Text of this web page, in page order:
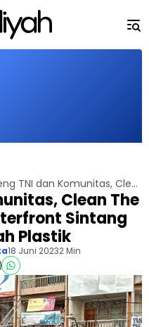
Bareng TNI dan Komunitas, Clean The City Bersihkan Waterfront Sintang dari Sampah Plastik
Clean The
Sintang
Plastik
18 Juni 20232 Min